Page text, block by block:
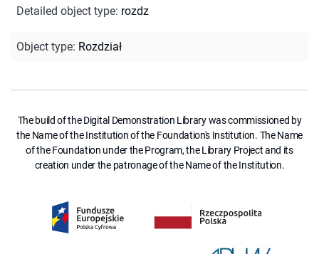
Detailed object type: rozdz
Object type: Rozdział
The build of the Digital Demonstration Library was commissioned by
the Name of the Institution of the Foundation's Institution. The Name
of the Foundation under the Program, the Library Project and its
creation under the patronage of the Name of the Institution.